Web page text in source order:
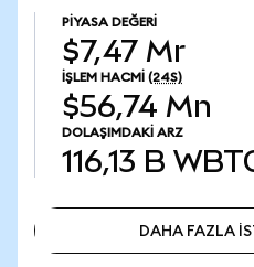
PIYASA DEĞERI
$7,47 Mr
İŞLEM HACMI (24S)
$56,74 Mn
DOLAŞIMDAKI ARZ
116,13 B
DAHA FAZLA